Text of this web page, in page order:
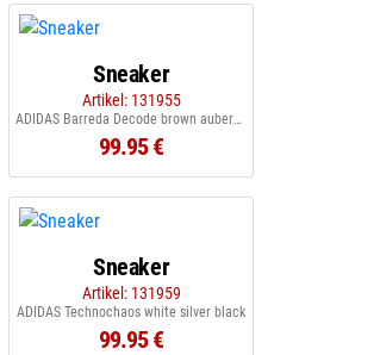
Sneaker
Artikel: 131955
ADIDAS Barreda Decode brown aubergine
99.95 €
Sneaker
Artikel: 131959
ADIDAS Technochaos white silver black
99.95 €